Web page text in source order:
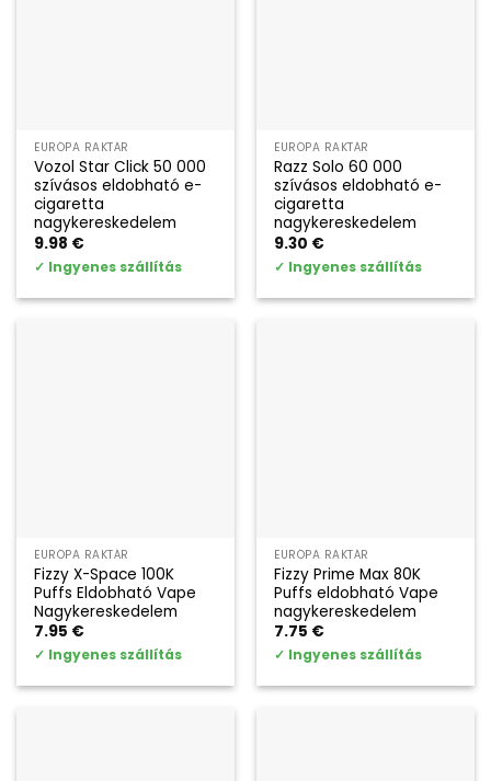
EURÓPA RAKTÁR
Vozol Star Click 50 000
szívásos eldobható e-
cigaretta
nagykereskedelem
9.98 €
✓ Ingyenes szállítás
EURÓPA RAKTÁR
Razz Solo 60 000
szívásos eldobható e-
cigaretta
nagykereskedelem
9.30 €
✓ Ingyenes szállítás
EURÓPA RAKTÁR
Fizzy X-Space 100K
Puffs Eldobható Vape
Nagykereskedelem
7.95 €
✓ Ingyenes szállítás
EURÓPA RAKTÁR
Fizzy Prime Max 80K
Puffs eldobható Vape
nagykereskedelem
7.75 €
✓ Ingyenes szállítás